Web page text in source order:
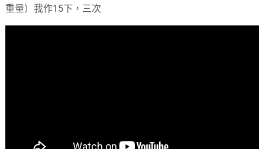
重量）我作15下，三次